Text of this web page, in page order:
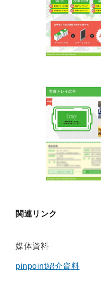
関連リンク
媒体資料
pinpoint紹介資料